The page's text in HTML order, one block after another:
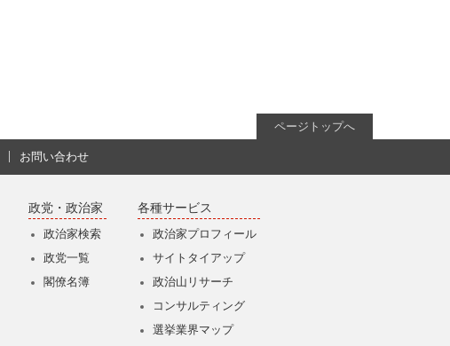
ページトップへ
お問い合わせ
政党・政治家
政治家検索
政党一覧
閣僚名簿
各種サービス
政治家プロフィール
サイトタイアップ
政治山リサーチ
コンサルティング
選挙業界マップ